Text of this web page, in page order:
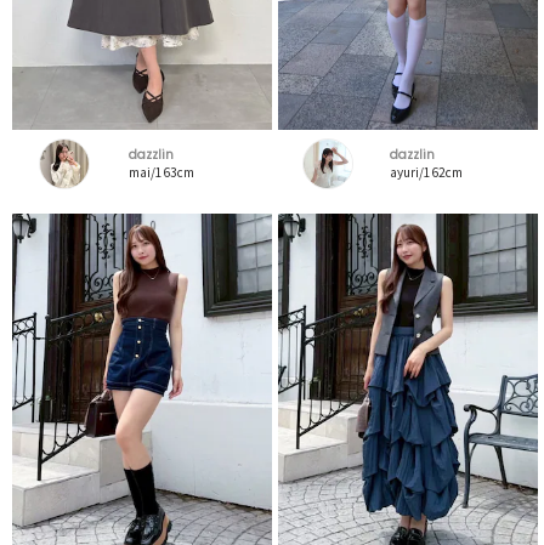
dazzlin
mai/163cm
dazzlin
ayuri/162cm